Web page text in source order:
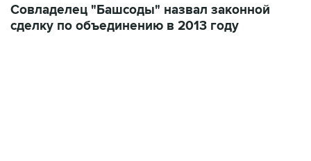
Совладелец "Башсоды" назвал законной
сделку по объединению в 2013 году